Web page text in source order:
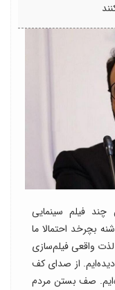
چند فیلم‌ سینمایی
بچرخد احتمالا ما
واقعی فیلم‌سازی
دیده‌ایم. از صدای کف
صف بستن مردم